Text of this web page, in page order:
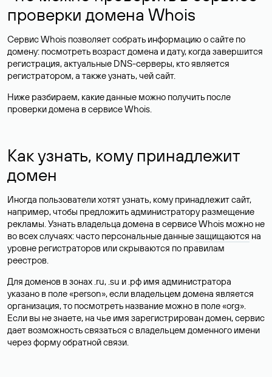
проверки домена Whois
Сервис Whois позволяет собрать информацию о сайте по
домену: посмотреть возраст домена и дату, когда завершится
регистрация, актуальные DNS-серверы, кто является
регистратором, а также узнать, чей сайт.
Ниже разбираем, какие данные можно получить после
проверки домена в сервисе Whois.
Как узнать, кому принадлежит
домен
Иногда пользователи хотят узнать, кому принадлежит сайт,
например, чтобы предложить администратору размещение
рекламы. Узнать владельца домена в сервисе Whois можно не
во всех случаях: часто персональные данныезащищаются на
уровне регистраторов или скрываются по правилам
реестров.
Для доменов в зонах .ru, .su и .рф имя администратора
указано в поле «person», если владельцем домена является
организация, то посмотреть название можно в поле «org».
Если вы не знаете, на чье имя зарегистрирован домен, сервис
дает возможность связаться с владельцем доменного имени
через форму обратной связи.